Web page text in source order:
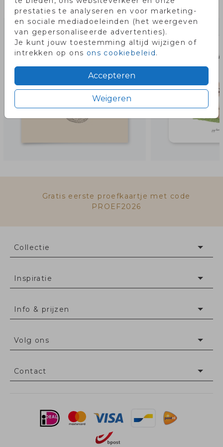
prestaties te analyseren en voor marketing-
en sociale mediadoeleinden (het weergeven
van gepersonaliseerde advertenties).
Je kunt jouw toestemming altijd wijzigen of
intrekken op ons ons cookiebeleid.
Accepteren
Weigeren
Misschien vind je dit ook leuk!
Gratis eerste proefkaartje met code
PROEF2026
Collectie
Inspiratie
Info & prijzen
Volg ons
Contact